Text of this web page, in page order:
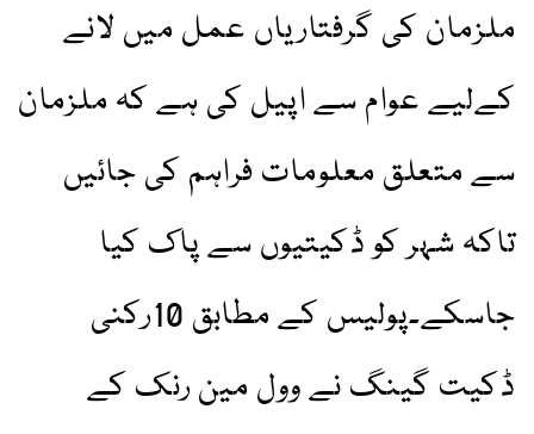
ملزمان کی گرفتاریاں عمل میں لانے
کےلیے عوام سے اپیل کی ہے کہ ملزمان
سے متعلق معلومات فراہم کی جائیں
تاکہ شہر کو ڈکیتیوں سے پاک کیا
جاسکے۔پولیس کے مطابق 10رکنی
ڈکیت گینگ نے وول مین رنک کے